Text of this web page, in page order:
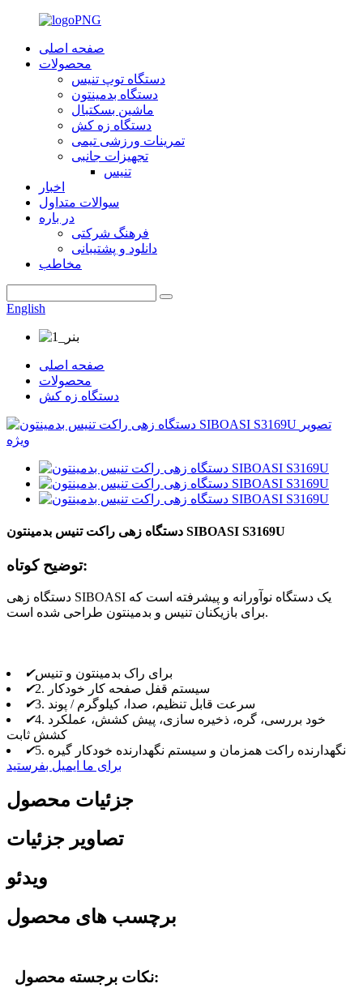
صفحه اصلی
محصولات
دستگاه توپ تنیس
دستگاه بدمینتون
ماشین بسکتبال
دستگاه زه کش
تمرینات ورزشی تیمی
تجهیزات جانبی
تنیس
اخبار
سوالات متداول
در باره
فرهنگ شرکتی
دانلود و پشتیبانی
مخاطب
English
صفحه اصلی
محصولات
دستگاه زه کش
دستگاه زهی راکت تنیس بدمینتون SIBOASI S3169U
توضیح کوتاه:
دستگاه زهی SIBOASI یک دستگاه نوآورانه و پیشرفته است که
برای بازیکنان تنیس و بدمینتون طراحی شده است.
✔برای راک بدمینتون و تنیس
✔
2. سیستم قفل صفحه کار خودکار
✔
3. سرعت قابل تنظیم، صدا، کیلوگرم / پوند
✔4. خود بررسی، گره، ذخیره سازی، پیش کشش، عملکرد
کشش ثابت
✔
5. نگهدارنده راکت همزمان و سیستم نگهدارنده خودکار گیره
برای ما ایمیل بفرستید
جزئیات محصول
تصاویر جزئیات
ویدئو
برچسب های محصول
نکات برجسته محصول: